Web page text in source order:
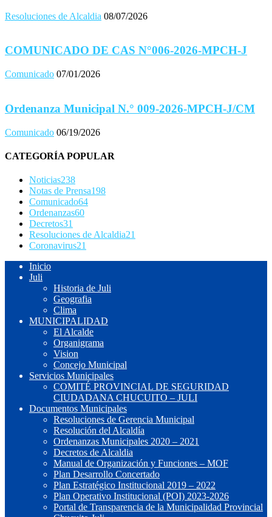
Resoluciones de Alcaldia 08/07/2026
COMUNICADO DE CAS N°006-2026-MPCH-J
Comunicado 07/01/2026
Ordenanza Municipal N.° 009-2026-MPCH-J/CM
Comunicado 06/19/2026
CATEGORÍA POPULAR
Noticias238
Notas de Prensa198
Comunicado64
Ordenanzas60
Decretos31
Resoluciones de Alcaldia21
Coronavirus21
Inicio
Juli
Historia de Juli
Geografia
Clima
MUNICIPALIDAD
El Alcalde
Organigrama
Vision
Concejo Municipal
Servicios Municipales
COMITÉ PROVINCIAL DE SEGURIDAD
CIUDADANA CHUCUITO – JULI
Documentos Municipales
Resoluciones de Gerencia Municipal
Resolución del Alcaldía
Ordenanzas Municipales 2020 – 2021
Decretos de Alcaldia
Manual de Organización y Funciones – MOF
Plan Desarrollo Concertado
Plan Estratégico Institucional 2019 – 2022
Plan Operativo Institucional (POI) 2023-2026
Portal de Transparencia de la Municipalidad Provincial